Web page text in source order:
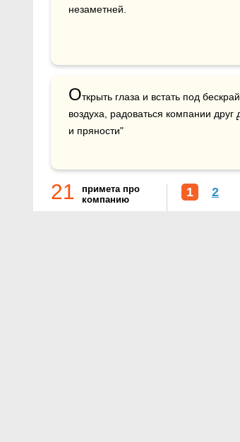
незаметней.
Открыть глаза и встать под
воздуха, радоваться компании друг
и пряности"
21
примета про
компанию
1 2